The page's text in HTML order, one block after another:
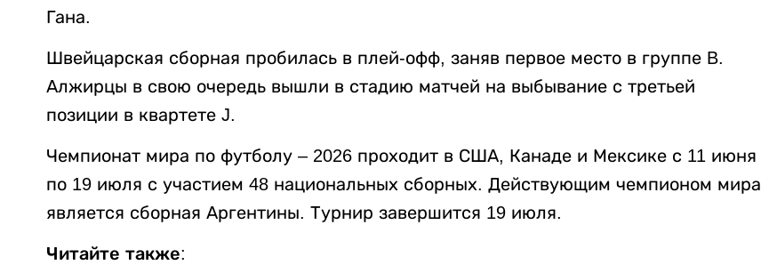
Гана.
Швейцарская сборная пробилась в плей-офф, заняв первое место в группе B.
Алжирцы в свою очередь вышли в стадию матчей на выбывание с третьей
позиции в квартете J.
Чемпионат мира по футболу – 2026 проходит в США, Канаде и Мексике с 11 июня
по 19 июля с участием 48 национальных сборных. Действующим чемпионом мира
является сборная Аргентины. Турнир завершится 19 июля.
Читайте также: